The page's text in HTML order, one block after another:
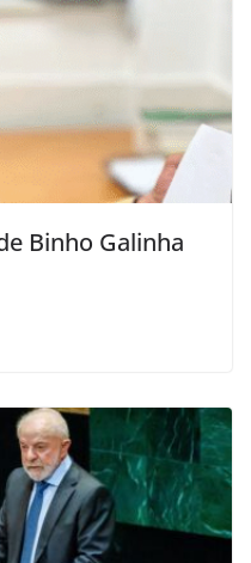
Binho Galinha